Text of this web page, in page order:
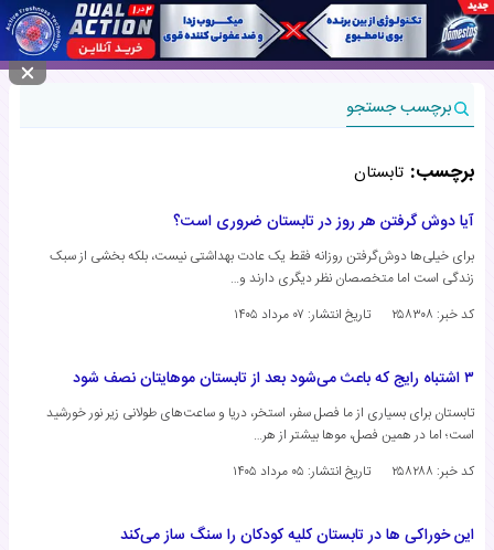
منوی سایت
برچسب جستجو
برچسب: تابستان
آیا دوش گرفتن هر روز در تابستان ضروری است؟
برای خیلی‌ها دوش‌گرفتن روزانه فقط یک عادت بهداشتی نیست، بلکه بخشی از سبک
زندگی است اما متخصصان نظر دیگری دارند و…
کد خبر: ۲۵۸۳۰۸
تاریخ انتشار: ۰۷ مرداد ۱۴۰۵
۳ اشتباه رایج که باعث می‌شود بعد از تابستان موهایتان نصف شود
تابستان برای بسیاری از ما فصل سفر، استخر، دریا و ساعت‌های طولانی زیر نور خورشید
است؛ اما در همین فصل، موها بیشتر از هر…
کد خبر: ۲۵۸۲۸۸
تاریخ انتشار: ۰۵ مرداد ۱۴۰۵
این خوراکی ها در تابستان کلیه کودکان را سنگ ساز می‌کند